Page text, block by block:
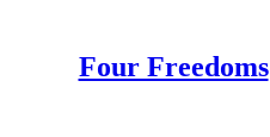
Four Freedoms